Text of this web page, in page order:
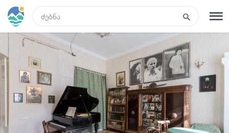
რეგისტრაცია შესვლა
ტურები
სასტუმროები